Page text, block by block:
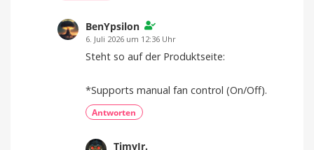
BenYpsilon
6. Juli 2026 um 12:36 Uhr
Steht so auf der Produktseite:
*Supports manual fan control (On/Off).
Antworten
TimyJr.